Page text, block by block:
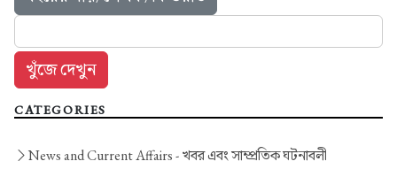
CATEGORIES
News and Current Affairs -খবর এবং সাম্প্রতিক ঘটনাবলী